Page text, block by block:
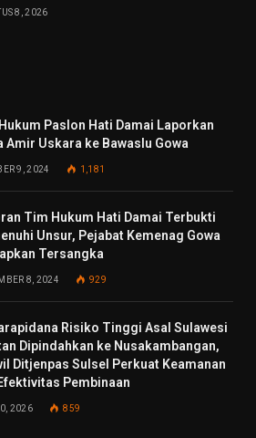
8, 2026
Paslon Hati Damai Laporkan
Amir Uskara ke Bawaslu Gowa
9, 2024 1,181
Tim Hukum Hati Damai Terbukti
Unsur, Pejabat Kemenag Gowa
Tersangka
8, 2024 929
Risiko Tinggi Asal Sulawesi
Dipindahkan ke Nusakambangan,
Ditjenpas Sulsel Perkuat Keamanan
Pembinaan
2026 859